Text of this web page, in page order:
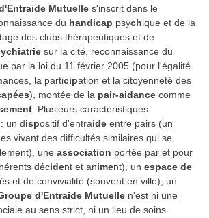
Mutuelle s'inscrit dans le
du handicap psychique et de la
des clubs thérapeutiques et de
sur la cité, reconnaissance du
par la loi du 11 février 2005 (pour l'égalité
ances, la participation et la citoyenneté des
), montée de la pair-aidance comme
. Plusieurs caractéristiques
: un dispositif d'entraide entre pairs (un
vivant des difficultés similaires qui se
une association portée par et pour
décident et animent), un espace de
et de convivialité (souvent en ville), un
d'Entraide Mutuelle n'est ni une
au sens strict, ni un lieu de soins.